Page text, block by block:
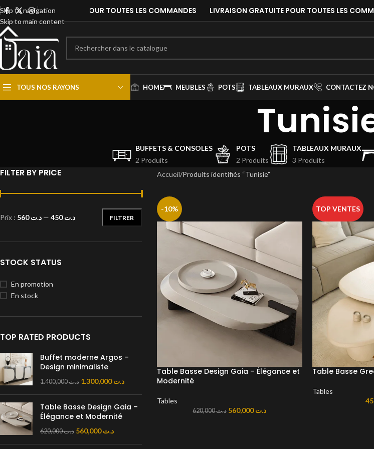
Skip to navigation
Skip to main content
LIVRAISON GRATUITE POUR TOUTES LES COMMANDES LIVRAISON GRATUITE POUR TOUTES LES
TOUS NOS RAYONS HOME MEUBLES POTS TABLEAUX MURAUX CONTACTEZ
BUFFETS & CONSOLES
2 Produits
POTS
2 Produits
TABLEAUX MURAUX
3 Produits
FILTER BY PRICE
FILTRER
Prix : د.ت 450 — د.ت 560
STOCK STATUS
En promotion
En stock
TOP RATED PRODUCTS
Buffet moderne Argos –
Design minimaliste
د.ت1.400,000 د.ت1.300,000
Table Basse Design Gaia –
Élégance et Modernité
د.ت620,000 د.ت560,000
Accueil Produits identifiés “Tunisie”
-10%
Table Basse Design Gaia – Élégance et
Modernité
Tables
د.ت620,000 د.ت560,000
TOP VENTES
Table Basse
Tables